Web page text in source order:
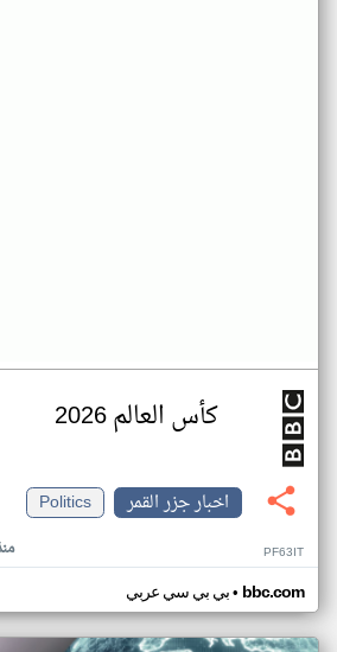
كأس العالم 2026
اخبار جزر القمر
Politics
PF63IT
بي بي سي عربي• bbc.com